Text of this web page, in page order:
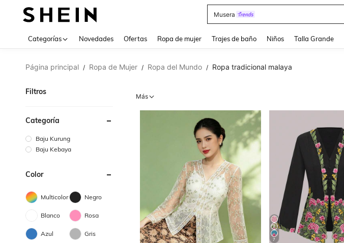
Musera
Categorías Novedades Ofertas Ropa de mujer Trajes de baño Niños Talla Grande
Página principal / Ropa de Mujer / Ropa del Mundo / Ropa tradicional malaya
Filtros
Categoría
Baju Kurung
Baju Kebaya
Color
Multicolor Negro
Blanco Rosa
Azul Gris
Más
7